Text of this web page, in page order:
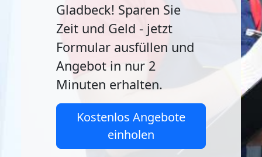
Gladbeck! Sparen Sie
Zeit und Geld - jetzt
Formular ausfüllen und
Angebot in nur 2
Minuten erhalten.
Kostenlos Angebote
einholen